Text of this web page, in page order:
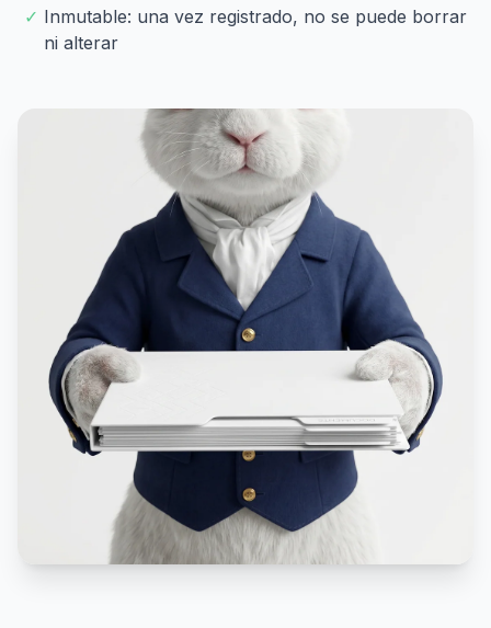
✓ Inmutable: una vez registrado, no se puede borrar
ni alterar